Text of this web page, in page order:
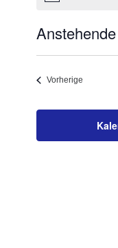
Anstehende
Vorherige